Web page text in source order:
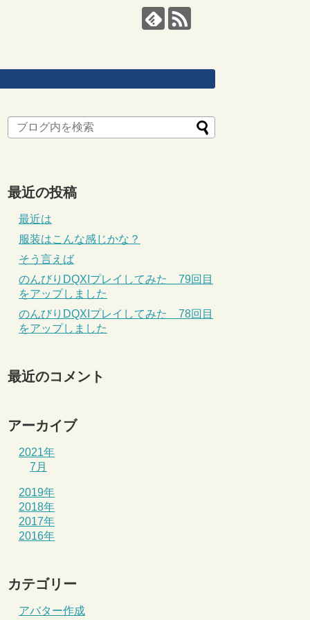
最近の投稿
最近は
服装はこんな感じかな？
そう言えば
のんびりDQXIプレイしてみた 79回目
をアップしました
のんびりDQXIプレイしてみた 78回目
をアップしました
最近のコメント
アーカイブ
2021年
7月
2019年
2018年
2017年
2016年
カテゴリー
アバター作成